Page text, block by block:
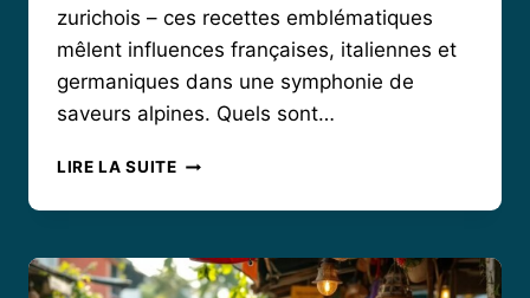
zurichois – ces recettes emblématiques
mêlent influences françaises, italiennes et
germaniques dans une symphonie de
saveurs alpines. Quels sont…
LIRE LA SUITEVOYAGE
AU
DES
PLATS